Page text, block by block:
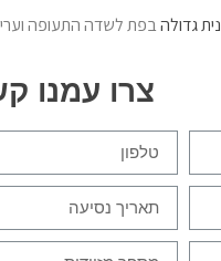
גדולהבפת לשדה התעופה
צרו עמנו